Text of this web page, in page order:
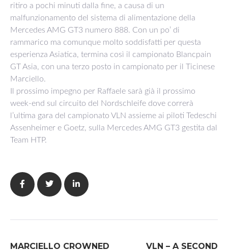
ritiro a pochi minuti dalla fine, a causa di un
malfunzionamento del sistema di alimentazione della
Mercedes AMG GT3 numero 888. Con un po’ di
rammarico ma comunque molto soddisfatti per questa
esperienza Asiatica, termina così il campionato Blancpain
GT Asia, con una terzo posto in campionato per il Ticinese
Marciello.
Il prossimo impegno per Raffaele sarà già il prossimo
week-end sul circuito del Nordschleife dove correrà
l’ultima gara del campionato VLN assieme ai piloti Tedeschi
Assenheimer e Goetz, sulla Mercedes AMG GT3 gestita dal
Team HTP.
MARCIELLO CROWNED
VLN – A SECOND